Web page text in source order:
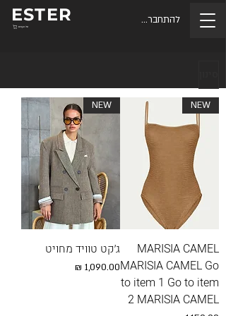
ESTER
סל הקניות
להתחברות
NEW
MARISIA CAMEL
MARISIA CAMEL Go
to item 1 Go to item
2 MARISIA CAMEL
NEW
ג׳קט טוויד מחויט
מחיר